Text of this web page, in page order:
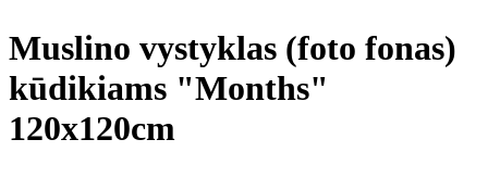
Muslino vystyklas (foto fonas)
kūdikiams "Months"
120x120cm